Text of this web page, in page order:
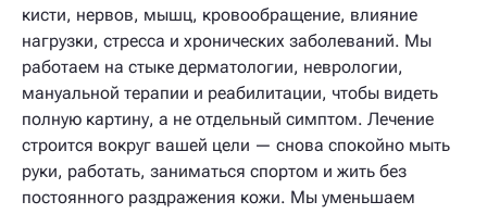
кисти, нервов, мышц, кровообращение, влияние
нагрузки, стресса и хронических заболеваний. Мы
работаем на стыке дерматологии, неврологии,
мануальной терапии и реабилитации, чтобы видеть
полную картину, а не отдельный симптом. Лечение
строится вокруг вашей цели — снова спокойно мыть
руки, работать, заниматься спортом и жить без
постоянного раздражения кожи. Мы уменьшаем